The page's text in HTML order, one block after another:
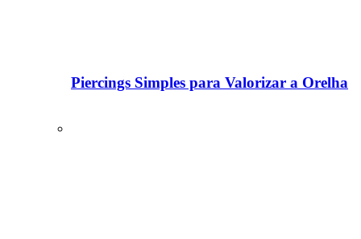
Piercings Simples para Valorizar a Orelha